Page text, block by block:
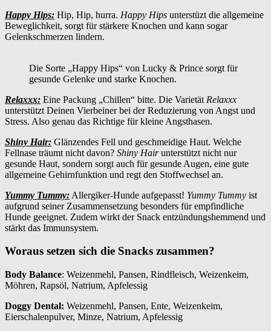
Happy Hips: Hip, Hip, hurra. Happy Hips unterstüzt die allgemeine
Beweglichkeit, sorgt für stärkere Knochen und kann sogar
Gelenkschmerzen lindern.
Die Sorte „Happy Hips“ von Lucky & Prince sorgt für
gesunde Gelenke und starke Knochen.
Relaxxx: Eine Packung „Chillen“ bitte. Die Varietät Relaxxx
unterstützt Deinen Vierbeiner bei der Reduzierung von Angst und
Stress. Also genau das Richtige für kleine Angsthasen.
Shiny Hair: Glänzendes Fell und geschmeidige Haut. Welche
Fellnase träumt nicht davon? Shiny Hairunterstützt nicht nur
gesunde Haut, sondern sorgt auch für gesunde Augen, eine gute
allgemeine Gehirnfunktion und regt den Stoffwechsel an.
Yummy Tummy: Allergiker-Hunde aufgepasst! Yummy Tummy ist
aufgrund seiner Zusammensetzung besonders für empfindliche
Hunde geeignet. Zudem wirkt der Snack entzündungshemmend und
stärkt das Immunsystem.
Woraus setzen sich die Snacks zusammen?
Body Balance: Weizenmehl, Pansen, Rindfleisch, Weizenkeim,
Möhren, Rapsöl, Natrium, Apfelessig
Doggy Dental: Weizenmehl, Pansen, Ente, Weizenkeim,
Eierschalenpulver, Minze, Natrium, Apfelessig